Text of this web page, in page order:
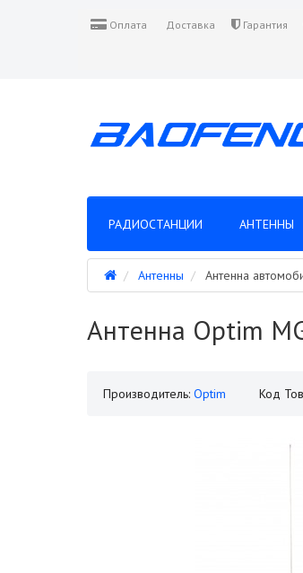
Оплата Доставка Гарантия
РАДИОСТАНЦИИ АНТЕННЫ
Антенны Антенна
Антенна Optim
Производитель: Optim Код